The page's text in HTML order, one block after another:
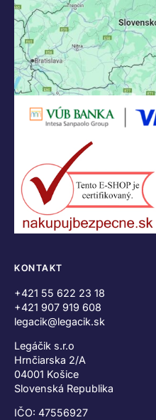
KONTAKT
+421 55 622 23 18
+421 907 919 608
legacik@legacik.sk
Legáčik s.r.o
Hrnčiarska 2/A
04001 Košice
Slovenská Republika
IČO: 47556927